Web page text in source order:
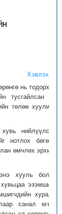
Хэвлэх
нь тодорхой
тусгайлсан эд
төлөө хуулийн
нийлүүлсэн
нотлох бөгөөд
өмчлөх эрхийг
хууль болон
эзэмшигч
хуралд
санал өгөх,